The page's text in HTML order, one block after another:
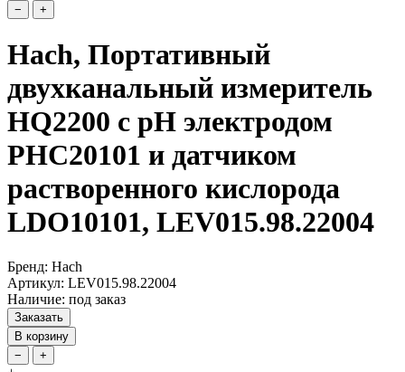
− +
Hach, Портативный
двухканальный измеритель
HQ2200 c pH электродом
PHC20101 и датчиком
растворенного кислорода
LDO10101, LEV015.98.22004
Бренд: Hach
Артикул: LEV015.98.22004
Наличие: под заказ
Заказать
В корзину
−
+